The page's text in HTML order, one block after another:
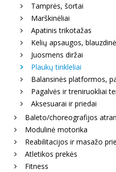
Tamprės, šortai
Marškinėliai
Apatinis trikotažas
Kelių apsaugos,
Juosmens diržai
Plaukų tinkleliai
Balansinės platformos,
Pagalvės ir treniruokliai
Aksesuarai ir priedai
Baleto/choreografijos
Modulinė motorika
Reabilitacijos ir masažo
Atletikos prekės
Fitness